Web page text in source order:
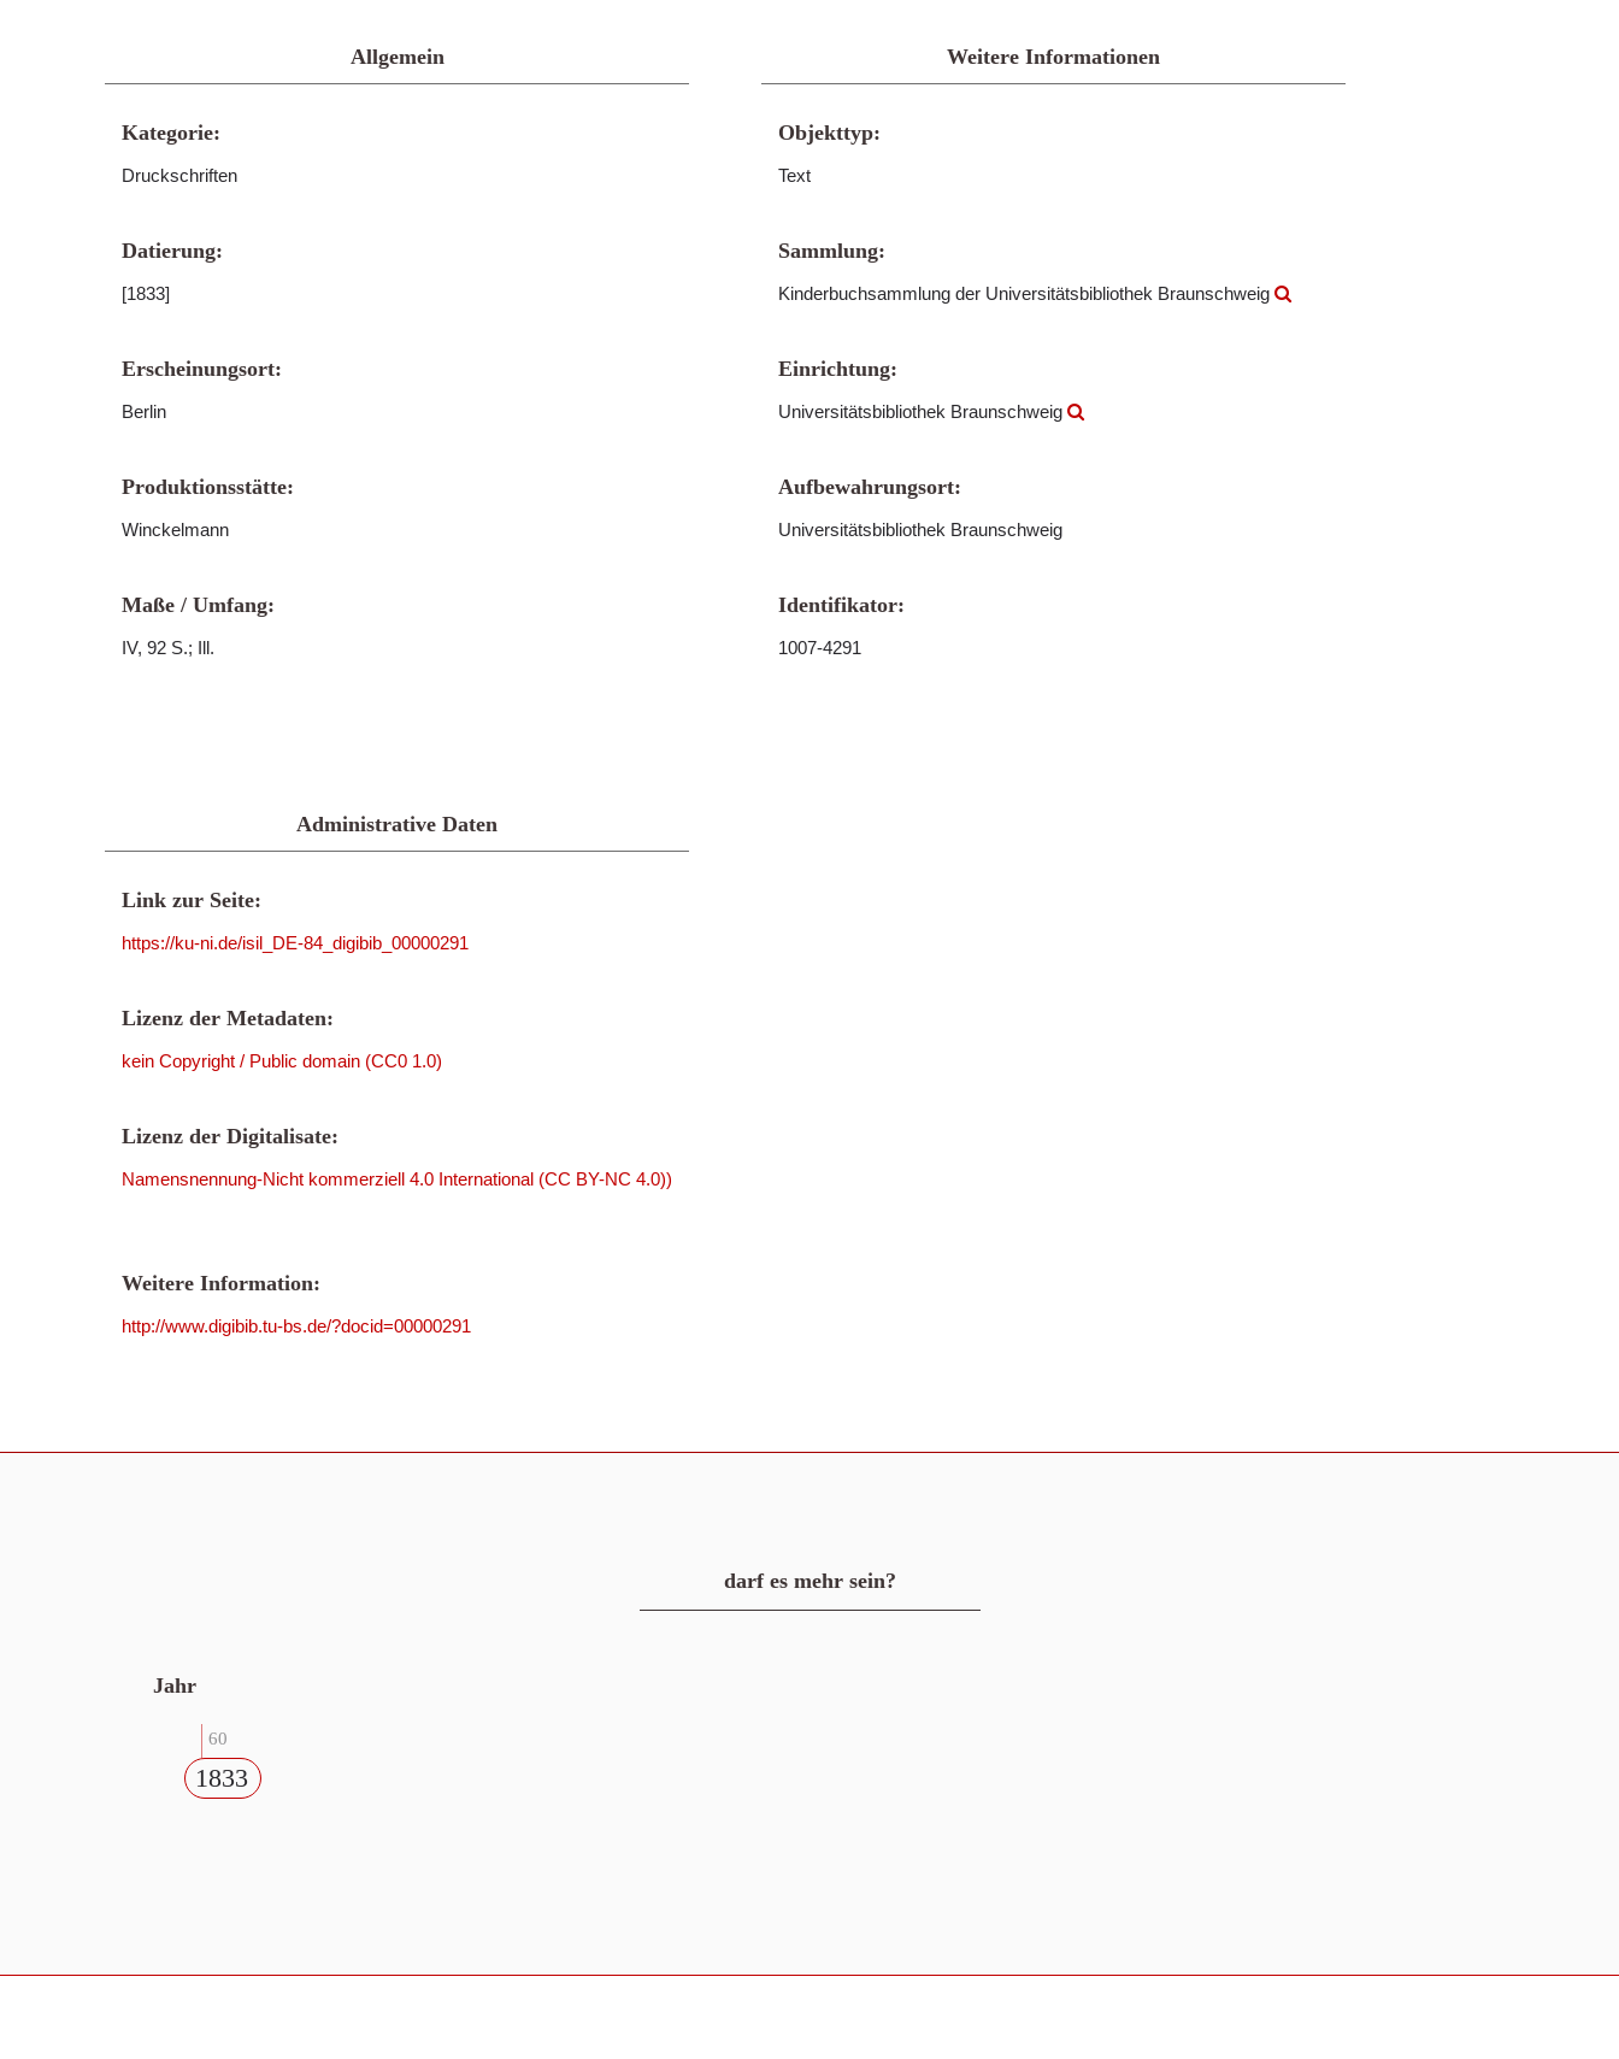
Allgemein
Kategorie:
Druckschriften
Datierung:
[1833]
Erscheinungsort:
Berlin
Produktionsstätte:
Winckelmann
Maße / Umfang:
IV, 92 S.; Ill.
Weitere Informationen
Objekttyp:
Text
Sammlung:
Kinderbuchsammlung der Universitätsbibliothek Braunschweig
Einrichtung:
Universitätsbibliothek Braunschweig
Aufbewahrungsort:
Universitätsbibliothek Braunschweig
Identifikator:
1007-4291
Administrative Daten
Link zur Seite:
https://ku-ni.de/isil_DE-84_digibib_00000291
Lizenz der Metadaten:
kein Copyright / Public domain (CC0 1.0)
Lizenz der Digitalisate:
Namensnennung-Nicht kommerziell 4.0 International (CC BY-NC 4.0))
Weitere Information:
http://www.digibib.tu-bs.de/?docid=00000291
darf es mehr sein?
Jahr
60
1833